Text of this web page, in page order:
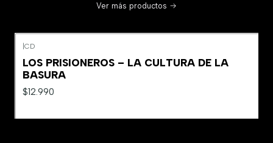
Ver más productos
CD
LOS PRISIONEROS – LA CULTURA DE LA
BASURA
$12.990